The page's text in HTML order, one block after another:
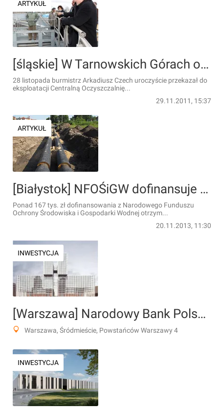
ARTYKUŁ
[śląskie] W Tarnowskich Górach otworzono nowoczesną oczyszczalnię ścieków
28 listopada burmistrz Arkadiusz Czech uroczyście przekazał do
eksploatacji Centralną Oczyszczalnię...
29.11.2011, 15:37
ARTYKUŁ
[Białystok] NFOŚiGW dofinansuje budowę kolejnej sieci ciepłowniczej
Ponad 167 tys. zł dofinansowania z Narodowego Funduszu
Ochrony Środowiska i Gospodarki Wodnej otrzym...
20.11.2013, 11:30
INWESTYCJA
[Warszawa] Narodowy Bank Polski (nowa siedziba)
Warszawa, Śródmieście, Powstańców Warszawy 4
INWESTYCJA